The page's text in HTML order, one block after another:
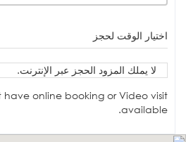
اختيار الوقت لحجز
لا يملك المزود الحجز عبر الإنترنت.
have online booking or Video visit
available.